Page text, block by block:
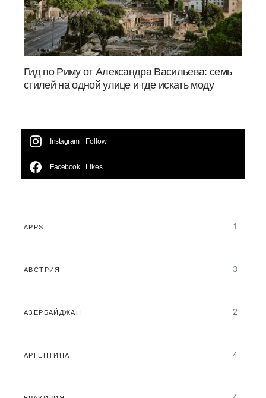
Гид по Риму от Александра Васильева: семь
стилей на одной улице и где искать моду
Instagram Follow
Facebook Likes
APPS 1
АВСТРИЯ 3
АЗЕРБАЙДЖАН 2
АРГЕНТИНА 4